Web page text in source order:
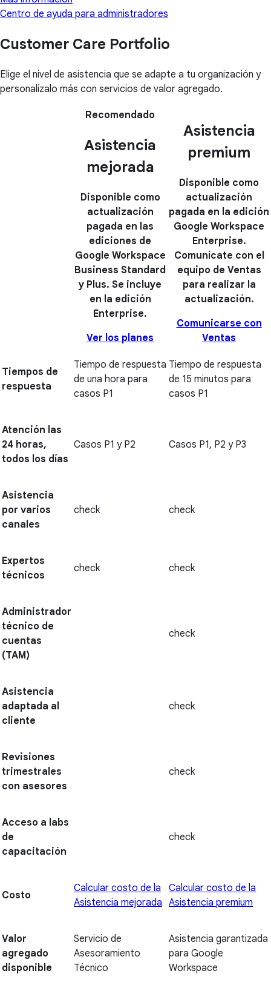
Centro de ayuda para administradores
Customer Care Portfolio
Elige el nivel de asistencia que se adapte a tu organización y
personalízalo más con servicios de valor agregado.
Recomendado
Asistencia
mejorada
Disponible como
actualización
pagada en las
ediciones de
Google Workspace
Business Standard
y Plus. Se incluye
en la edición
Enterprise.
Ver los planes
Asistencia
premium
Disponible como
actualización
pagada en la edición
Google Workspace
Enterprise.
Comunícate con el
equipo de Ventas
para realizar la
actualización.
Comunicarse con
Ventas
Tiempos de
respuesta
Tiempo de respuesta
de una hora para
casos P1
Tiempo de respuesta
de 15 minutos para
casos P1
Atención las
24 horas,
todos los días
Casos P1 y P2 Casos P1, P2 y P3
Asistencia
por varios
canales
check check
Expertos
técnicos
check check
Administrador
técnico de
cuentas
(TAM)
check
Asistencia
adaptada al
cliente
check
Revisiones
trimestrales
con asesores
check
Acceso a labs
de
capacitación
check
Costo
Calcular costo de la
Asistencia mejorada
Calcular costo de la
Asistencia premium
Valor
agregado
disponible
Servicio de
Asesoramiento
Técnico
Asistencia garantizada
para Google
Workspace